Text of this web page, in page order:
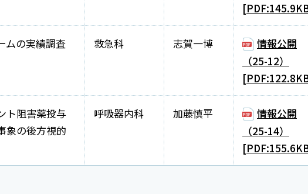
ムの実績調査 救急科 志賀一博
情報公開
（25-12）
ト阻害薬投与
象の後方視的
呼吸器内科 加藤慎平
情報公開
（25-14）